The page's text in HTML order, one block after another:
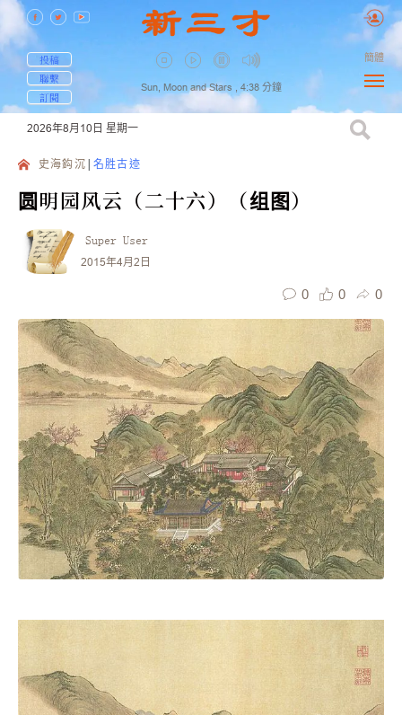
投稿
聯繫
訂閱
Sun, Moon and Stars , 4:38 分鐘
簡體
2026年8月10日 星期一
史海鈎沉 名胜古迹
圆明园风云（二十六）（组图）
Super User
2015年4月2日
0 0 0